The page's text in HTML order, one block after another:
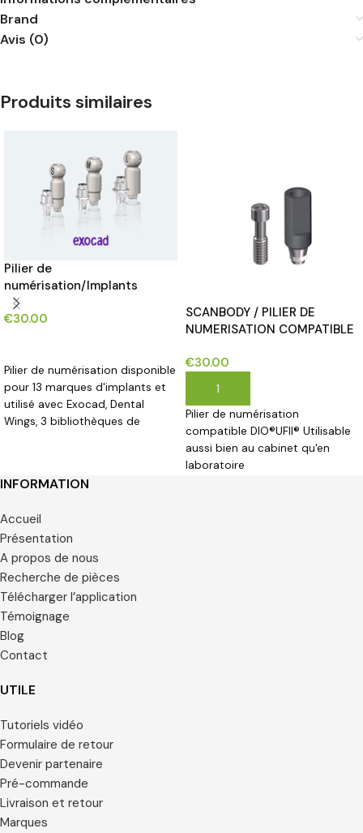
Brand
Avis (0)
Produits similaires
Pilier de
numérisation/Implants
dentaires Scan Body
€30.00
Pilier de numérisation disponible
pour 13 marques d'implants et
utilisé avec Exocad, Dental
Wings, 3 bibliothèques de
SCANBODY / PILIER DE
NUMERISATION COMPATIBLE
€30.00
AJOUTER AU PANIER
Pilier de numérisation
compatible DIO®UFII® Utilisable
aussi bien au cabinet qu'en
laboratoire
INFORMATION
Accueil
Présentation
A propos de nous
Recherche de pièces
Télécharger l’application
Témoignage
Blog
Contact
UTILE
Tutoriels vidéo
Formulaire de retour
Devenir partenaire
Pré-commande
Livraison et retour
Marques